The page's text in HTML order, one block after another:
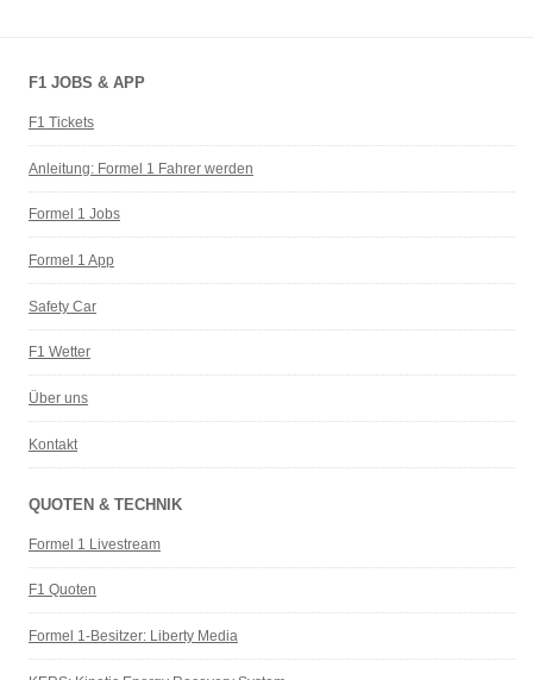
F1 JOBS & APP
F1 Tickets
Anleitung: Formel 1 Fahrer werden
Formel 1 Jobs
Formel 1 App
Safety Car
F1 Wetter
Über uns
Kontakt
QUOTEN & TECHNIK
Formel 1 Livestream
F1 Quoten
Formel 1-Besitzer: Liberty Media